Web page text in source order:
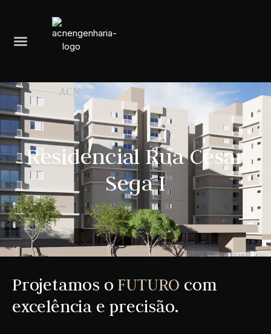
A N ENGE
Residencial Rua César
Sega I
Projetamos o FUTURO com
excelência e precisão.